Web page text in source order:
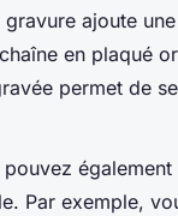
ajoute
en plaqué
permet de
Par exemple,